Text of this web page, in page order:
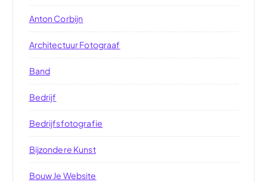
Anton Corbijn
Architectuur Fotograaf
Band
Bedrijf
Bedrijfsfotografie
Bijzondere Kunst
Bouw Je Website